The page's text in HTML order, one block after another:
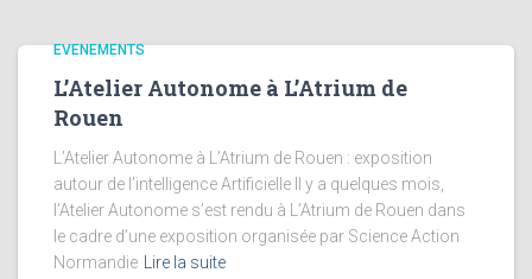
EVENEMENTS
L’Atelier Autonome à L’Atrium de
Rouen
L’Atelier Autonome à L’Atrium de Rouen : exposition
autour de l’intelligence Artificielle Il y a quelques mois,
l’Atelier Autonome s’est rendu à L’Atrium de Rouen dans
le cadre d’une exposition organisée par Science Action
Normandie
Lire la suite